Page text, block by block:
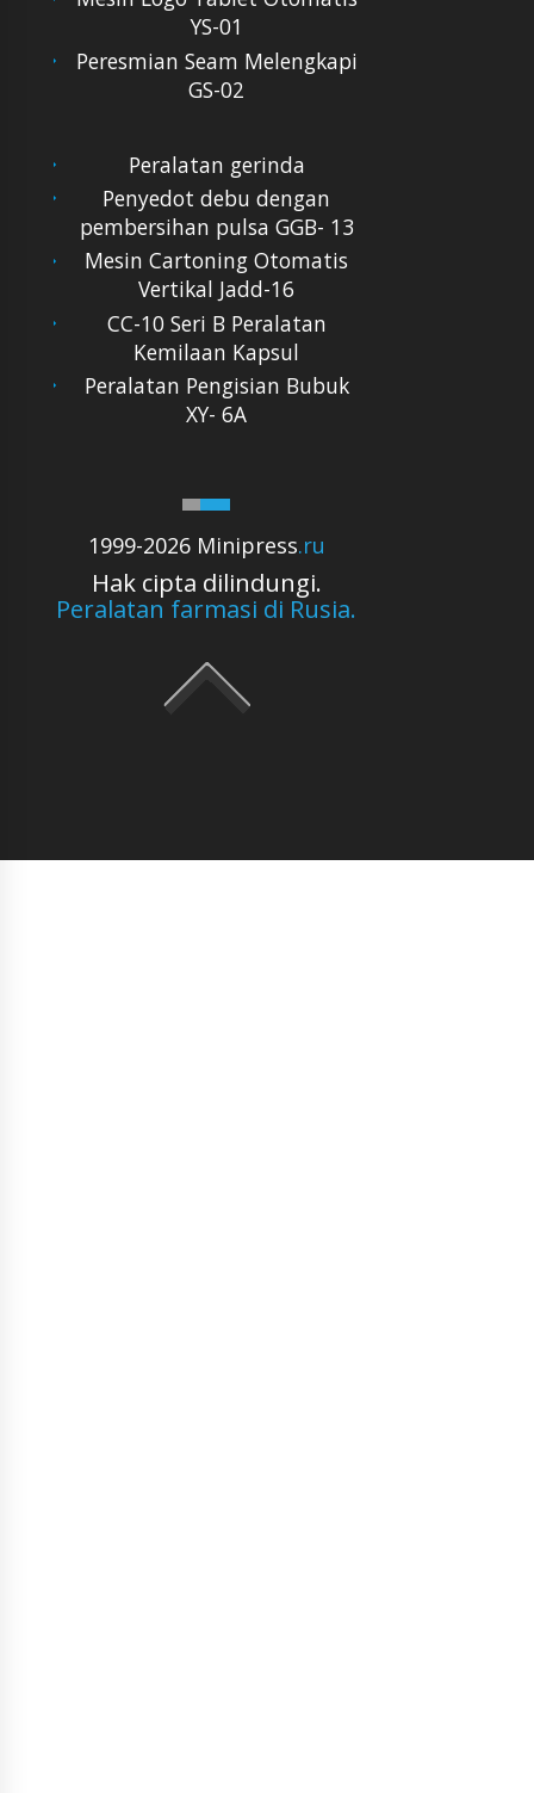
YS-01
Peresmian Seam Melengkapi
GS-02
1999-2026 Minipress.ru
Hak cipta dilindungi.
Peralatan farmasi di Rusia.
Peralatan gerinda
Penyedot debu dengan
pembersihan pulsa GGB- 13
Mesin Cartoning Otomatis
Vertikal Jadd-16
CC-10 Seri B Peralatan
Kemilaan Kapsul
Peralatan Pengisian Bubuk
XY- 6A